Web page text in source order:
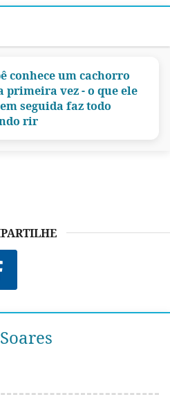
conhece um cachorro
primeira vez - o que ele
seguida faz todo
rir